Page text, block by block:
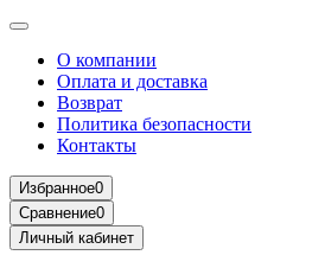
О компании
Оплата и доставка
Возврат
Политика безопасности
Контакты
Избранное0
Сравнение0
Личный кабинет